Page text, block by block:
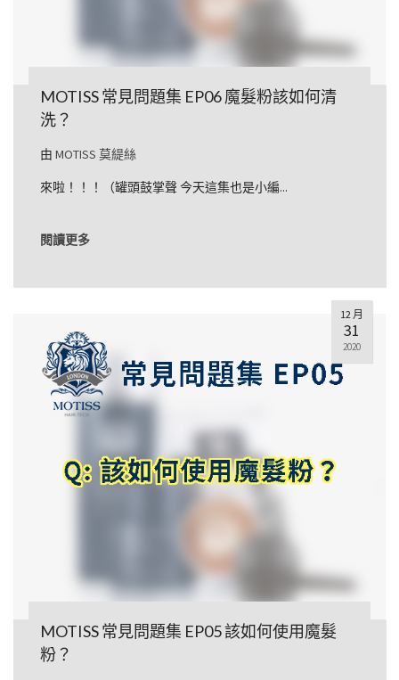
MOTISS 常見問題集 EP06 魔髮粉該如何清
洗？
由 MOTISS 莫緹絲
來啦！！！（罐頭鼓掌聲 今天這集也是小編...
閱讀更多
12 月
31
2020
MOTISS 常見問題集 EP05 該如何使用魔髮
粉？